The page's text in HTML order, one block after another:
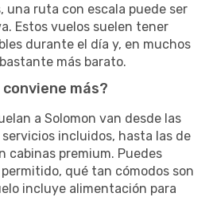
una ruta con escala puede ser
Estos vuelos suelen tener
durante el día y, en muchos
más barato.
más?
a Solomon van desde las
incluidos, hasta las de
cabinas premium. Puedes
qué tan cómodos son
incluye alimentación para